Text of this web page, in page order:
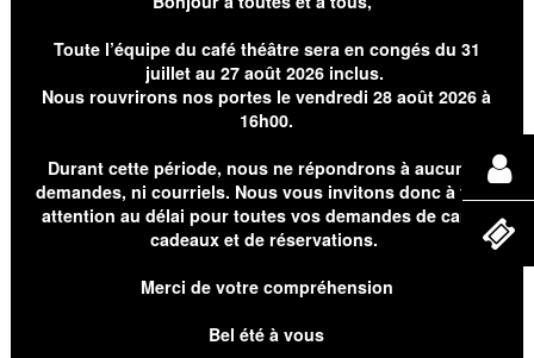
Toute l’équipe du café théâtre sera en congés du 31
juillet au 27 août 2026 inclus.
Nous rouvrirons nos portes le vendredi 28 août 2026 à
16h00.
Durant cette période, nous ne répondrons à aucunes
demandes, ni courriels. Nous vous invitons donc à faire
attention au délai pour toutes vos demandes de cartes
cadeaux et de réservations.
Merci de votre compréhension
Bel été à vous